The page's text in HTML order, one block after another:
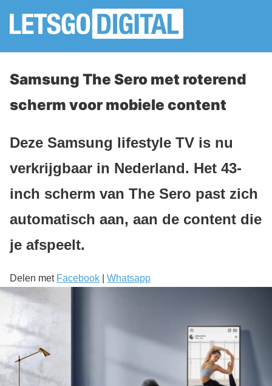
Samsung The Sero met roterend
scherm voor mobiele content
Deze Samsung lifestyle TV is nu
verkrijgbaar in Nederland. Het 43-
inch scherm van The Sero past zich
automatisch aan, aan de content die
je afspeelt.
Delen met Facebook Whatsapp